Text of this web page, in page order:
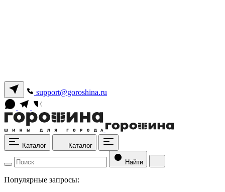
support@goroshina.ru
Каталог Каталог
Найти
Популярные запросы: